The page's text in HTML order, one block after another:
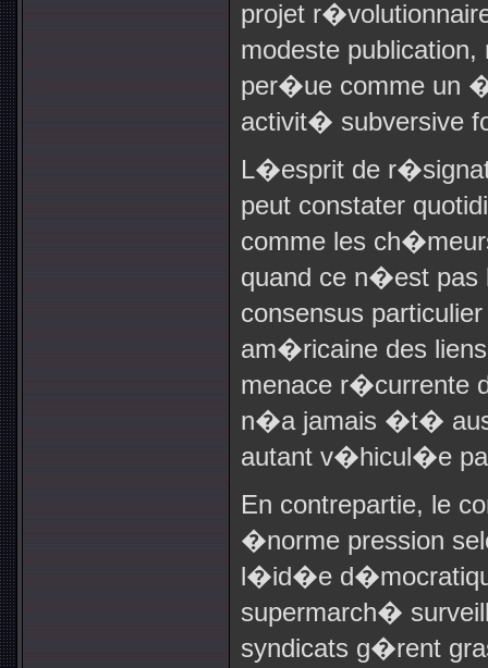
projet
modeste
per�ue comme un
activit� subversive
L�esprit de
peut constater
comme les
quand ce n�est
consensus
am�ricaine des
menace r�currente
n�a jamais �t�
autant v�hicul�e
En contrepartie, le
�norme pression
l�id�e
supermarch�
syndicats g�rent